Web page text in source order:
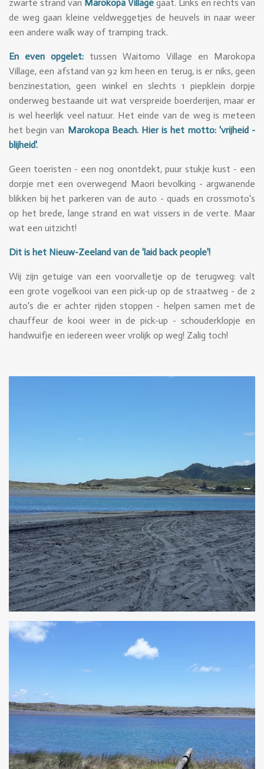
zwarte strand van Marokopa Village gaat. Links en rechts van
de weg gaan kleine veldweggetjes de heuvels in naar weer
een andere walk way of tramping track.
En even opgelet: tussen Waitomo Village en Marokopa
Village, een afstand van 92 km heen en terug, is er niks, geen
benzinestation, geen winkel en slechts 1 piepklein dorpje
onderweg bestaande uit wat verspreide boerderijen, maar er
is wel heerlijk veel natuur. Het einde van de weg is meteen
het begin van Marokopa Beach. Hier is het motto: 'vrijheid -
blijheid'.
Geen toeristen - een nog onontdekt, puur stukje kust - een
dorpje met een overwegend Maori bevolking - argwanende
blikken bij het parkeren van de auto - quads en crossmoto's
op het brede, lange strand en wat vissers in de verte. Maar
wat een uitzicht!
Dit is het Nieuw-Zeeland van de 'laid back people'!
Wij zijn getuige van een voorvalletje op de terugweg: valt
een grote vogelkooi van een pick-up op de straatweg - de 2
auto's die er achter rijden stoppen - helpen samen met de
chauffeur de kooi weer in de pick-up - schouderklopje en
handwuifje en iedereen weer vrolijk op weg! Zalig toch!